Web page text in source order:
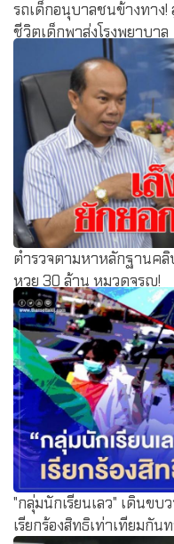
รถเด็กอนุบาลชนข้างทาง!
ชีวิตเด็กพาส่งโรงพยาบาล
ตำรวจตามหาหลักฐานคลิ
หวย 30 ล้าน หมวดจรูญ!
"กลุ่มนักเรียนเลว" เดินข
เรียกร้องสิทธิเท่าเทียมกัน